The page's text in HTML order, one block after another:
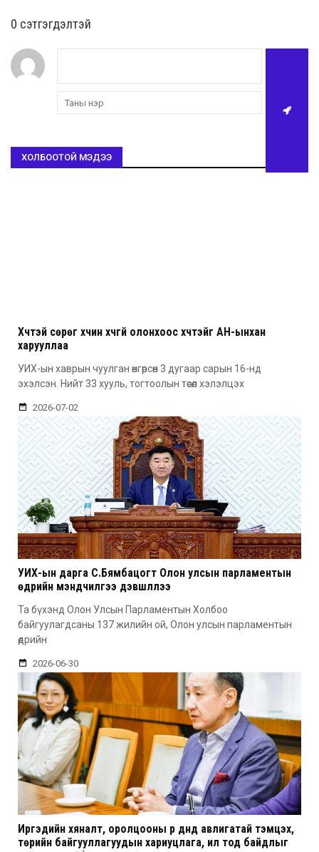
0 cэтгэгдэлтэй
ХОЛБООТОЙ МЭДЭЭ
Хүчтэй сөрөг хүчин хүчгүй олонхоос хүчтэйг АН-ынхан
харууллаа
УИХ-ын хаврын чуулган өнгөрсөн 3 дугаар сарын 16-нд
эхэлсэн. Нийт 33 хууль, тогтоолын төсөл хэлэлцэх
2026-07-02
УИХ-ын дарга С.Бямбацогт Олон улсын парламентын
өдрийн мэндчилгээ дэвшүүллээ
Та бүхэнд Олон Улсын Парламентын Холбоо
байгуулагдсаны 137 жилийн ой, Олон улсын парламентын
өдрийн
2026-06-30
Иргэдийн хяналт, оролцооны үр дүнд авлигатай тэмцэх,
төрийн байгууллагуудын хариуцлага, ил тод байдлыг